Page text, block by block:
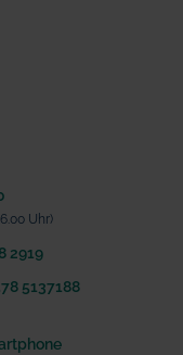
Uhr)
2919
5137188